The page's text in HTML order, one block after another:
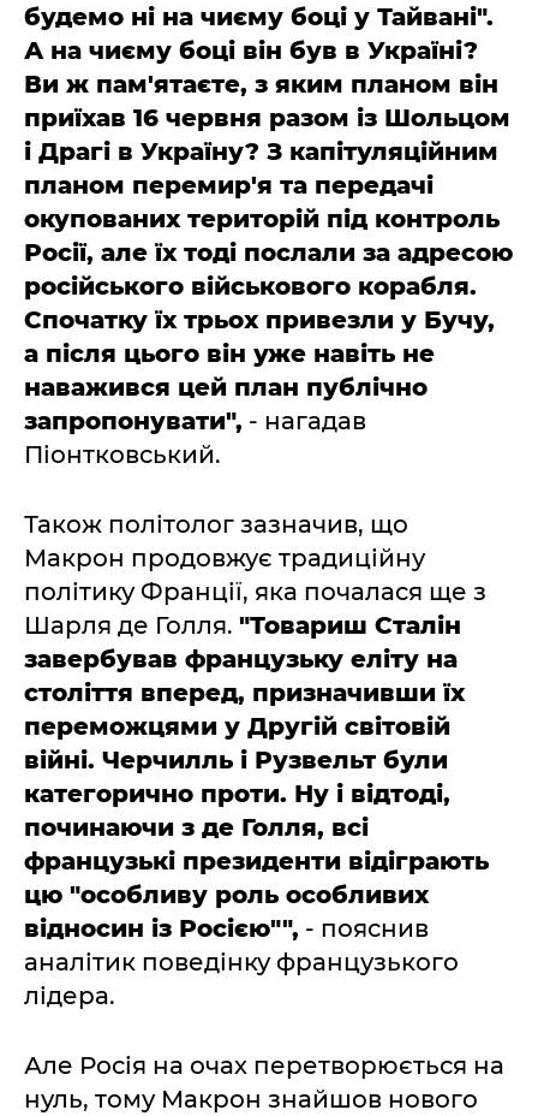
будемо ні на чиєму боці у Тайвані".
А на чиєму боці він був в Україні?
Ви ж пам'ятаєте, з яким планом він
приїхав 16 червня разом із Шольцом
і Драгі в Україну? З капітуляційним
планом перемир'я та передачі
окупованих територій під контроль
Росії, але їх тоді послали за адресою
російського військового корабля.
Спочатку їх трьох привезли у Бучу,
а після цього він уже навіть не
наважився цей план публічно
запропонувати", - нагадав
Піонтковський.
Також політолог зазначив, що
Макрон продовжує традиційну
політику Франції, яка почалася ще з
Шарля де Голля. "Товариш Сталін
завербував французьку еліту на
століття вперед, призначивши їх
переможцями у Другій світовій
війні. Черчилль і Рузвельт були
категорично проти. Ну і відтоді,
починаючи з де Голля, всі
французькі президенти відіграють
цю "особливу роль особливих
відносин із Росією"", - пояснив
аналітик поведінку французького
лідера.
Але Росія на очах перетворюється на
нуль, тому Макрон знайшов нового